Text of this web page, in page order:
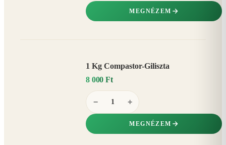
MEGNÉZEM
1 Kg Compastor-Giliszta
8 000 Ft
− +
MEGNÉZEM